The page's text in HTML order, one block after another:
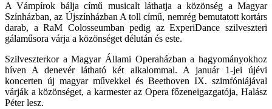
A Vámpírok bálja című musicalt láthatja a közönség a Magyar
Színházban, az Újszínházban A toll című, nemrég bemutatott kortárs
darab, a RaM Colosseumban pedig az ExperiDance szilveszteri
gálaműsora várja a közönséget délután és este.
Szilveszterkor a Magyar Állami Operaházban a hagyományokhoz
híven A denevér látható két alkalommal. A január 1-jei újévi
koncerten új magyar művekkel és Beethoven IX. szimfóniájával
várják a közönséget, a karmester az Opera főzeneigazgatója, Halász
Péter lesz.